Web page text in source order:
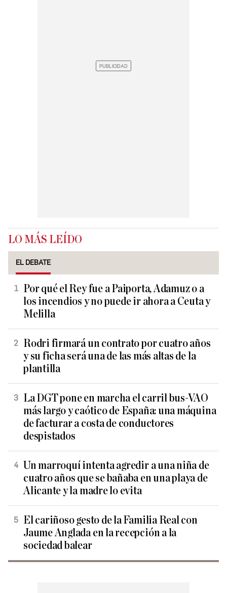
LO MÁS LEÍDO
EL DEBATE
Por qué el Rey fue a Paiporta, Adamuz o a
los incendios y no puede ir ahora a Ceuta y
Melilla
Rodri firmará un contrato por cuatro años
y su ficha será una de las más altas de la
plantilla
La DGT pone en marcha el carril bus-VAO
más largo y caótico de España: una máquina
de facturar a costa de conductores
despistados
Un marroquí intenta agredir a una niña de
cuatro años que se bañaba en una playa de
Alicante y la madre lo evita
El cariñoso gesto de la Familia Real con
Jaume Anglada en la recepción a la
sociedad balear